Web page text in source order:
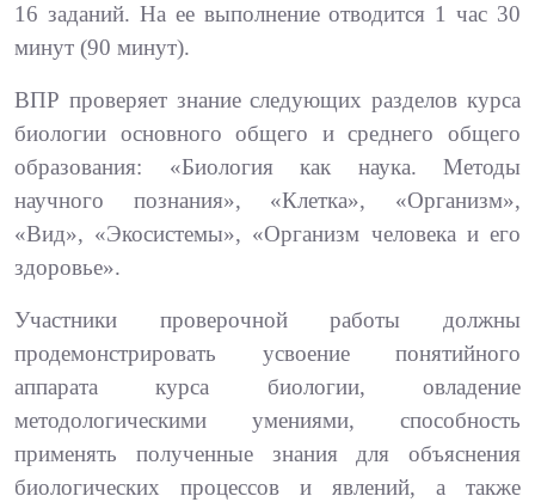
16 заданий. На ее выполнение отводится 1 час 30
минут (90 минут).
ВПР проверяет знание следующих разделов курса
биологии основного общего и среднего общего
образования: «Биология как наука. Методы
научного познания», «Клетка», «Организм»,
«Вид», «Экосистемы», «Организм человека и его
здоровье».
Участники проверочной работы должны
продемонстрировать усвоение понятийного
аппарата курса биологии, овладение
методологическими умениями, способность
применять полученные знания для объяснения
биологических процессов и явлений, а также